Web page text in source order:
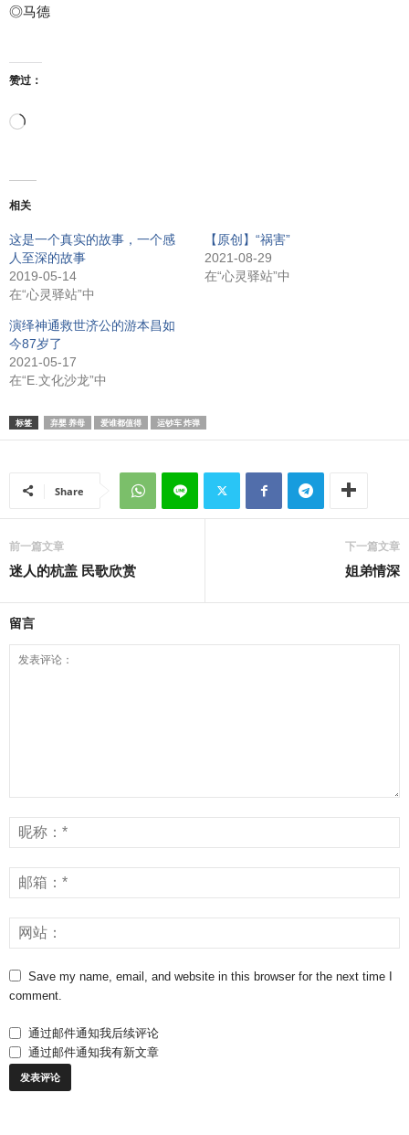
◎马德
赞过：
正
加
载…
相关
这是一个真实的故事，一个感
人至深的故事
2019-05-14
在“心灵驿站”中
【原创】“祸害”
2021-08-29
在“心灵驿站”中
演绎神通救世济公的游本昌如
今87岁了
2021-05-17
在“E.文化沙龙”中
标签 弃婴 养母 爱谁都值得 运钞车 炸弹
Share
前一篇文章
迷人的杭盖 民歌欣赏
下一篇文章
姐弟情深
留言
Save my name, email, and website in this browser for the next time I
comment.
通过邮件通知我后续评论
通过邮件通知我有新文章